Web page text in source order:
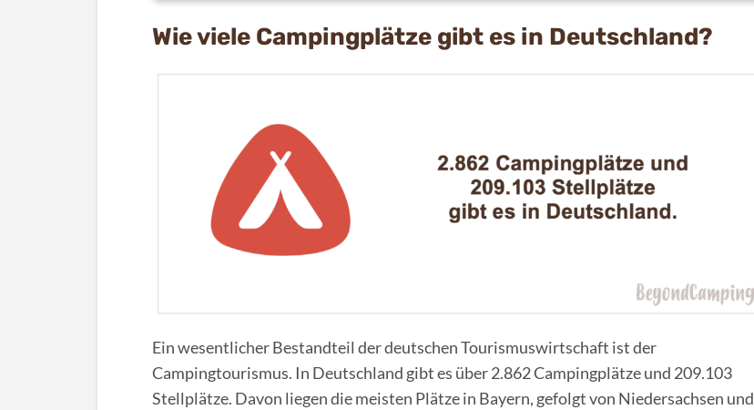
Wie viele Campingplätze gibt es in Deutschland?
Ein wesentlicher Bestandteil der deutschen Tourismuswirtschaft ist der
Campingtourismus. In Deutschland gibt es über 2.862 Campingplätze und 209.103
Stellplätze. Davon liegen die meisten Plätze in Bayern, gefolgt von Niedersachsen und